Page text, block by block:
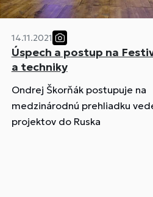
14.11.2021
Úspech a postup na
a techniky
Ondrej Škorňák postupuje na
medzinárodnú prehliadku
projektov do Ruska